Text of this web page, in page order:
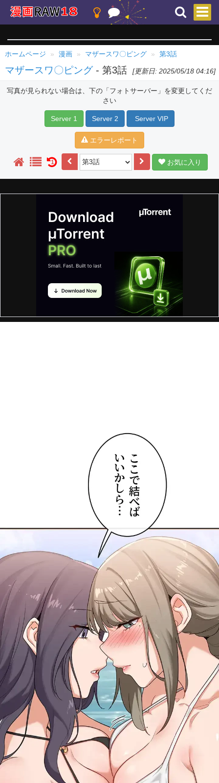
ホームページ 漫画 マザースワ〇ピング 第3話
マザースワ〇ピング - 第3話 [更新日: 2025/05/18 04:16]
写真が見られない場合は、下の「フォトサーバー」を変更してくだ
さい
Server 1 Server 2 Server VIP
エラーレポート
1 お気に入り